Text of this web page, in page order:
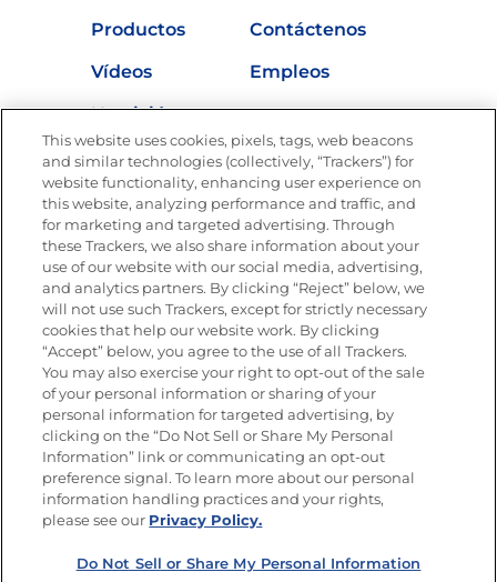
Productos
Contáctenos
Vídeos
Empleos
Nutrición
Únete a La Cocina Goya®
Recibe Nuevas Recetas, Ofertas Especiales y
Promociones
SÍGUENOS EN LAS REDES SOCIALES
Mapa del sitioPolítica de privacidad
Limitar el uso de mis datos personales sensibles
No vender ni compartir mis datos personales
Copyright © 2026 Goya Foods, Inc. Todos los derechos reservados.
This website uses cookies, pixels, tags, web beacons
and similar technologies (collectively, “Trackers”) for
website functionality, enhancing user experience on
this website, analyzing performance and traffic, and
for marketing and targeted advertising. Through
these Trackers, we also share information about your
use of our website with our social media, advertising,
and analytics partners. By clicking “Reject” below, we
will not use such Trackers, except for strictly necessary
cookies that help our website work. By clicking
“Accept” below, you agree to the use of all Trackers.
You may also exercise your right to opt-out of the sale
of your personal information or sharing of your
personal information for targeted advertising, by
clicking on the “Do Not Sell or Share My Personal
Information” link or communicating an opt-out
preference signal. To learn more about our personal
information handling practices and your rights,
please see our Privacy Policy.
Do Not Sell or Share My Personal Information